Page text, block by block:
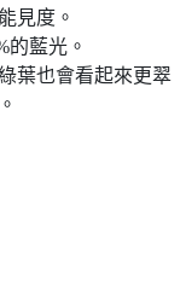
見度。
的藍光。
葉也會看起來更翠